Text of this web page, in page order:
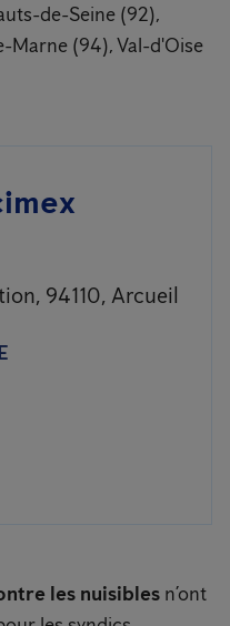
de-Seine (92),
Marne (94), Val-d'Oise
94110, Arcueil
les nuisibles n’ont